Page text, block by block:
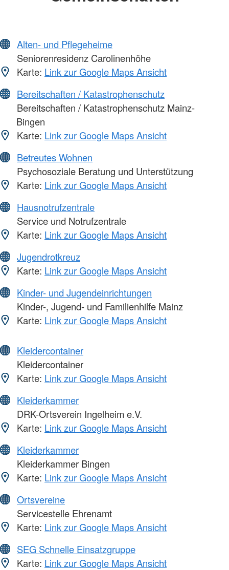
Alten- und Pflegeheime
Seniorenresidenz Carolinenhöhe
Karte: Link zur Google Maps Ansicht
Bereitschaften / Katastrophenschutz
Bereitschaften / Katastrophenschutz Mainz-
Bingen
Karte: Link zur Google Maps Ansicht
Betreutes Wohnen
Psychosoziale Beratung und Unterstützung
Karte: Link zur Google Maps Ansicht
Hausnotrufzentrale
Service und Notrufzentrale
Karte: Link zur Google Maps Ansicht
Jugendrotkreuz
Karte: Link zur Google Maps Ansicht
Kinder- und Jugendeinrichtungen
Kinder-, Jugend- und Familienhilfe Mainz
Karte: Link zur Google Maps Ansicht
Kleidercontainer
Kleidercontainer
Karte: Link zur Google Maps Ansicht
Kleiderkammer
DRK-Ortsverein Ingelheim e.V.
Karte: Link zur Google Maps Ansicht
Kleiderkammer
Kleiderkammer Bingen
Karte: Link zur Google Maps Ansicht
Ortsvereine
Servicestelle Ehrenamt
Karte: Link zur Google Maps Ansicht
SEG Schnelle Einsatzgruppe
Karte: Link zur Google Maps Ansicht